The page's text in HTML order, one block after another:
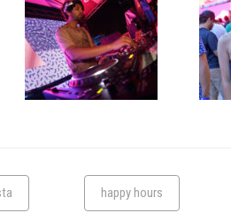
happy hours